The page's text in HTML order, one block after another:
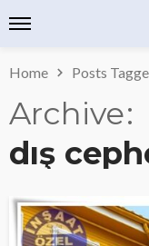
Home Posts
Archive
dış